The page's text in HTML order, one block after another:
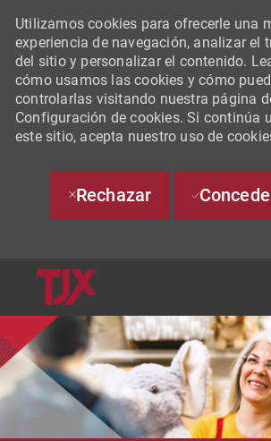
Utilizamos cookies para ofrecerle una
experiencia de navegación, analizar el
del sitio y personalizar el contenido.
cómo usamos las cookies y cómo
controlarlas visitando nuestra página
Configuración de cookies. Si continúa
este sitio, acepta nuestro uso de
Rechazar